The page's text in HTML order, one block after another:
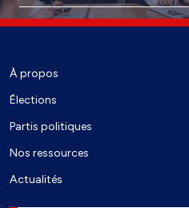
À propos
Élections
Partis politiques
Nos ressources
Actualités